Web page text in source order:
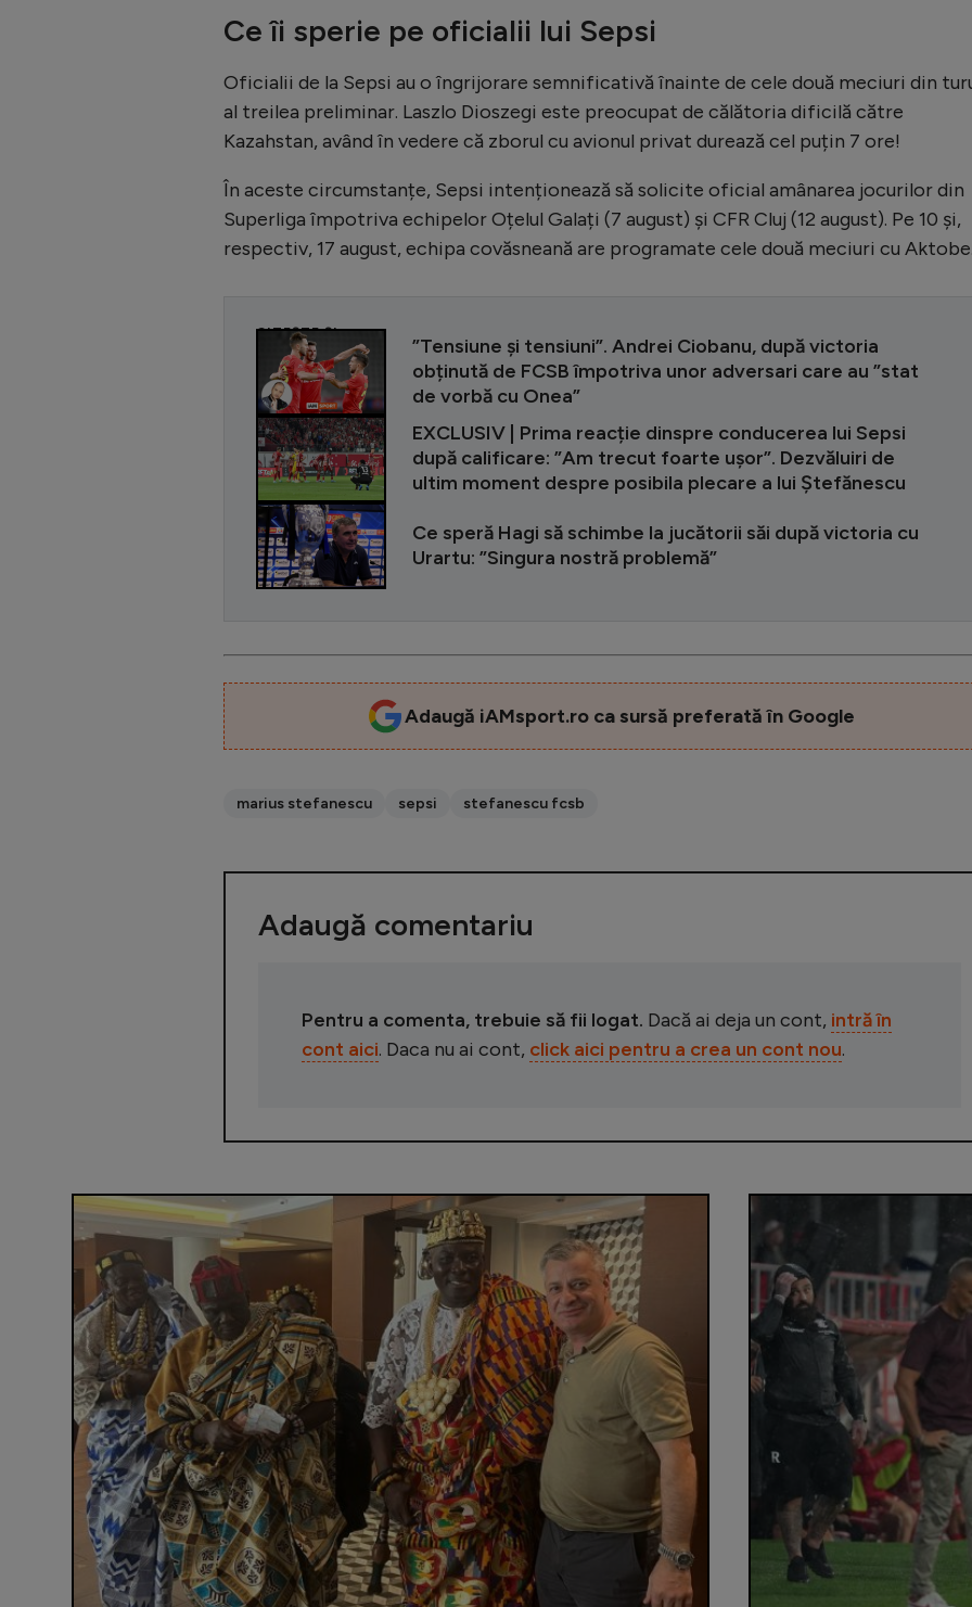
Ce îi sperie pe oficialii lui Sepsi
Oficialii de la Sepsi au o îngrijorare semnificativă înainte de cele două meciuri din
al treilea preliminar. Laszlo Dioszegi este preocupat de călătoria dificilă către
Kazahstan, având în vedere că zborul cu avionul privat durează cel puțin 7 ore!
În aceste circumstanțe, Sepsi intenționează să solicite oficial amânarea jocurilor din
Superliga împotriva echipelor Oțelul Galați (7 august) și CFR Cluj (12 august). Pe 10 și,
respectiv, 17 august, echipa covăsneană are programate cele două meciuri cu
CITEȘTE ȘI
”Tensiune și tensiuni”. Andrei Ciobanu, după victoria
obținută de FCSB împotriva unor adversari care au ”stat
de vorbă cu Onea”
EXCLUSIV | Prima reacție dinspre conducerea lui Sepsi
după calificare: ”Am trecut foarte ușor”. Dezvăluiri de
ultim moment despre posibila plecare a lui Ștefănescu
Ce speră Hagi să schimbe la jucătorii săi după victoria cu
Urartu: ”Singura nostră problemă”
Adaugă iAMsport.ro ca sursă preferată în Google
marius stefanescu sepsi stefanescu fcsb
Adaugă comentariu
Pentru a comenta, trebuie să fii logat. Dacă ai deja un cont, intră în
cont aici. Daca nu ai cont, click aici pentru a crea un cont nou.